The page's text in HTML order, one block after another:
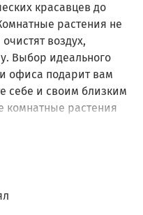
красавцев до
растения не
воздух,
Выбор идеального
офиса подарит вам
себе и своим близким
комнатные растения